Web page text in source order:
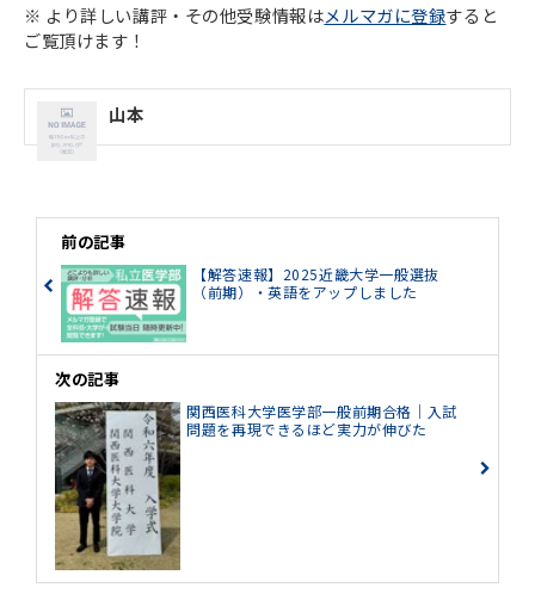
※ より詳しい講評・その他受験情報はメルマガに登録すると
ご覧頂けます！
山本
前の記事
【解答速報】2025近畿大学一般選抜
（前期）・英語をアップしました
次の記事
関西医科大学医学部一般前期合格｜入試
問題を再現できるほど実力が伸びた